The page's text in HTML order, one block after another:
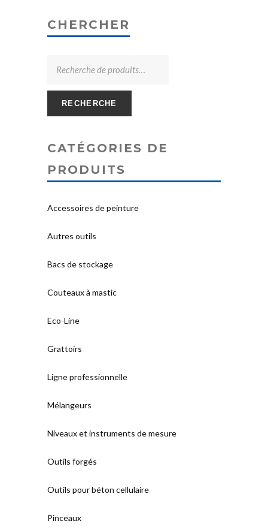
CHERCHER
RECHERCHE
CATÉGORIES DE
PRODUITS
Accessoires de peinture
Autres outils
Bacs de stockage
Couteaux à mastic
Eco-Line
Grattoirs
Ligne professionnelle
Mélangeurs
Niveaux et instruments de mesure
Outils forgés
Outils pour béton cellulaire
Pinceaux